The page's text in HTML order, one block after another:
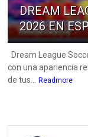
DREAM
2026 EN
Dream League
con una apariencia
de tus...
Readmore